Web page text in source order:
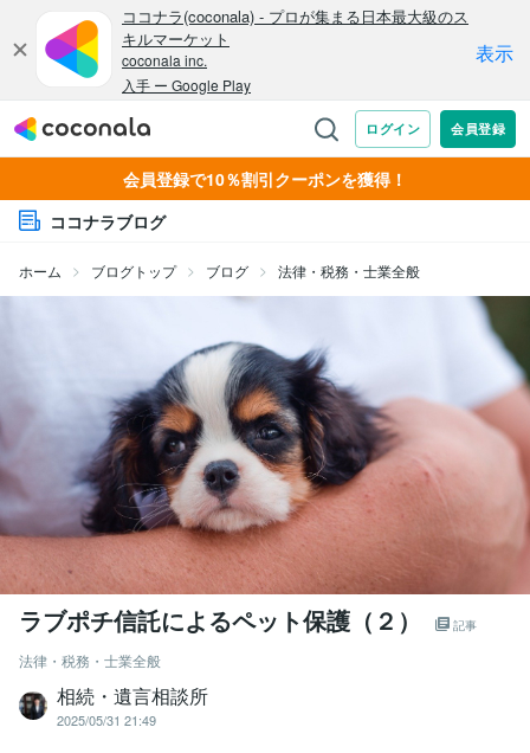
会員登録で10％割引クーポンを獲得！
ココナラブログ
ホーム ブログトップ ブログ 法律・税務・士業全般
ラブポチ信託によるペット保護（２） 記事
法律・税務・士業全般
相続・遺言相談所
2025/05/31 21:49